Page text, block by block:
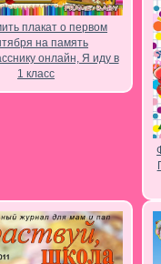
плакат о первом
на память
онлайн, Я иду в
1 класс